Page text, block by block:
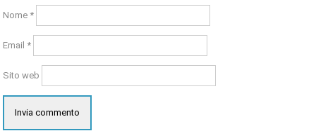
Nome *
Email *
Sito web